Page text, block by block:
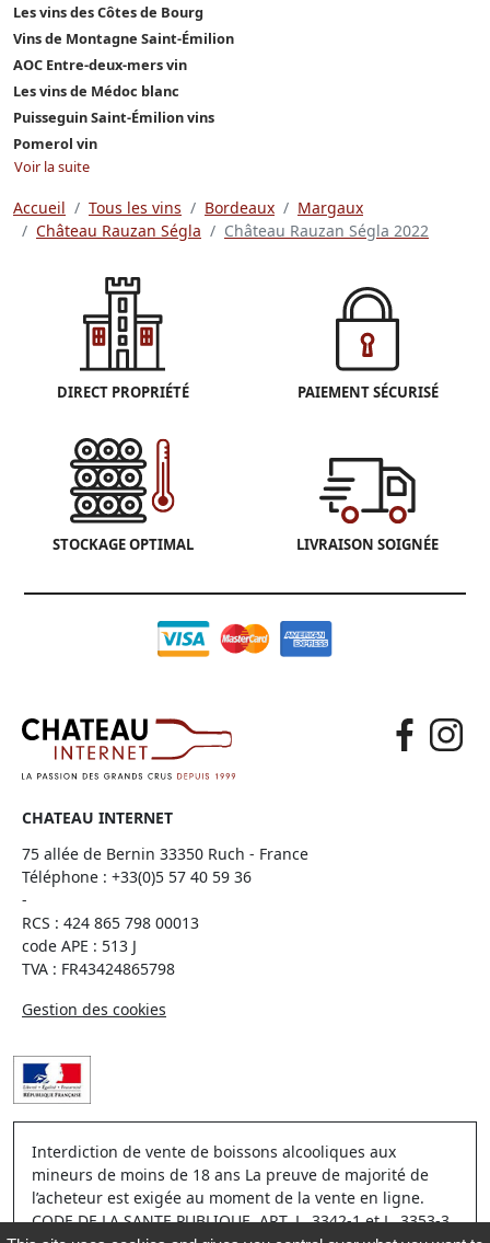
Les vins des Côtes de Bourg
Vins de Montagne Saint-Émilion
AOC Entre-deux-mers vin
Les vins de Médoc blanc
Puisseguin Saint-Émilion vins
Pomerol vin
Voir la suite
Accueil Tous les vins Bordeaux
Margaux
Château Rauzan Ségla
Château Rauzan Ségla 2022
DIRECT PROPRIÉTÉ PAIEMENT SÉCURISÉ
STOCKAGE OPTIMAL LIVRAISON SOIGNÉE
CHATEAU INTERNET
75 allée de Bernin 33350 Ruch - France
Téléphone : +33(0)5 57 40 59 36
-
RCS : 424 865 798 00013
code APE : 513 J
TVA : FR43424865798
Gestion des cookies
Interdiction de vente de boissons alcooliques aux
mineurs de moins de 18 ans La preuve de majorité de
l’acheteur est exigée au moment de la vente en ligne.
CODE DE LA SANTE PUBLIQUE, ART. L. 3342-1 et L. 3353-3